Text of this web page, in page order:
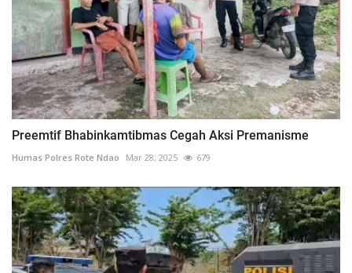
Preemtif Bhabinkamtibmas Cegah Aksi Premanisme
Humas Polres Rote Ndao Mar 28, 2025 679